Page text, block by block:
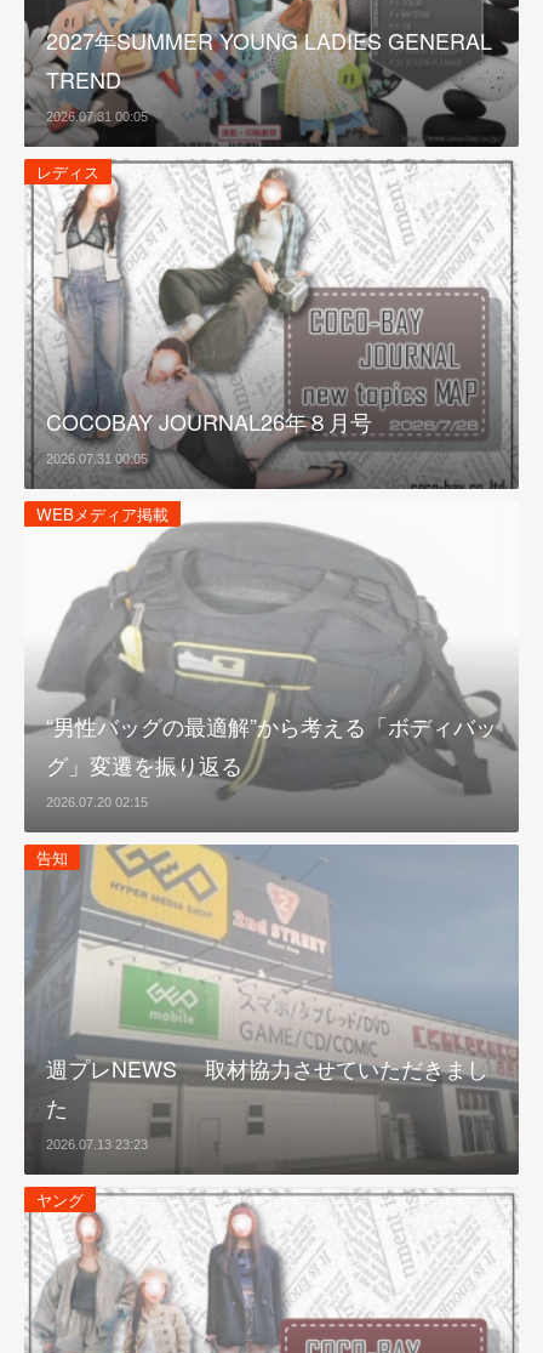
2027年SUMMER YOUNG LADIES GENERAL
TREND
2026.07.31 00:05
レディス
COCOBAY JOURNAL26年８月号
2026.07.31 00:05
WEBメディア掲載
“男性バッグの最適解”から考える「ボディバッ
グ」変遷を振り返る
2026.07.20 02:15
告知
週プレNEWS 取材協力させていただきまし
た
2026.07.13 23:23
ヤング